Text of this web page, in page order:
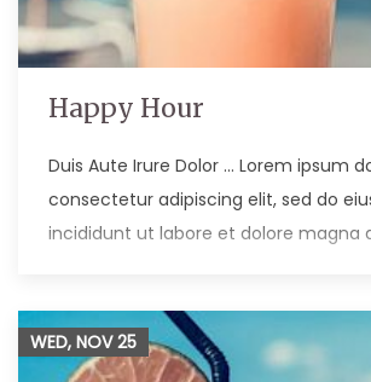
Happy Hour
Duis Aute Irure Dolor … Lorem ipsum
consectetur adipiscing elit, sed do
incididunt ut labore et dolore magna
WED, NOV25